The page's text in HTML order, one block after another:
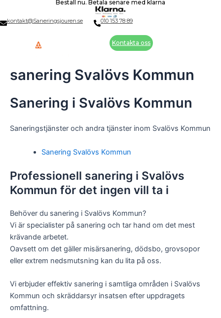
content
Beställ nu. Betala senare med klarna
kontakt@Saneringsjouren.se 010 153 78 89
Kontakta oss
sanering Svalövs Kommun
Sanering i Svalövs Kommun
Saneringstjänster och andra tjänster inom Svalövs Kommun
Sanering Svalövs Kommun
Professionell sanering i Svalövs
Kommun för det ingen vill ta i
Behöver du sanering i Svalövs Kommun?
Vi är specialister på sanering och tar hand om det mest
krävande arbetet.
Oavsett om det gäller misärsanering, dödsbo, grovsopor
eller extrem nedsmutsning kan du lita på oss.
Vi erbjuder effektiv sanering i samtliga områden i Svalövs
Kommun och skräddarsyr insatsen efter uppdragets
omfattning.